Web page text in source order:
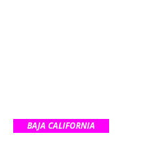
BAJA CALIFORNIA